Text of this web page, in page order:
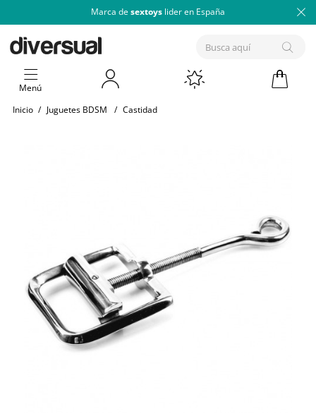
Marca de sextoys lider en España
Menú
Inicio / Juguetes BDSM / Castidad